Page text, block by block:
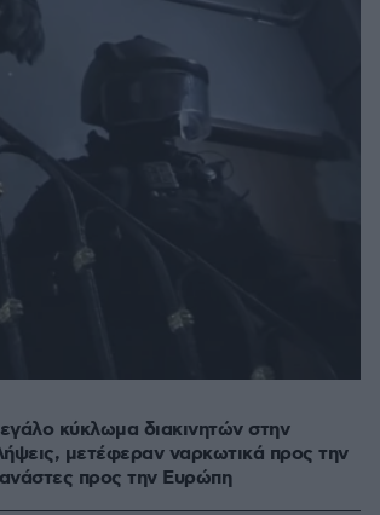
κύκλωμα διακινητών στην
μετέφεραν ναρκωτικά προς την
προς την Ευρώπη